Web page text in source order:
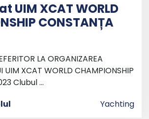
UIM XCAT WORLD
CONSTANȚA
LA ORGANIZAREA
UIM XCAT WORLD CHAMPIONSHIP
Clubul …
Yachting